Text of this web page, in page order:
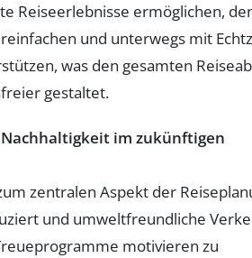
Reiseerlebnisse ermöglichen,
und unterwegs mit
was den gesamten
gestaltet.
im zukünftigen
zentralen Aspekt der
und umweltfreundliche
motivieren zu